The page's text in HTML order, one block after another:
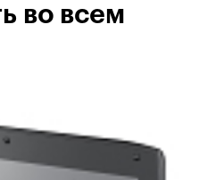
во всем